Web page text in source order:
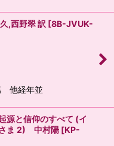
,西野翠 訳 [8B-JVUK-
他経年並
源と信仰のすべて (イ
ま 2) 中村陽 [KP-